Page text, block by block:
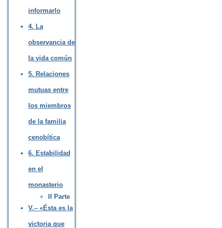
informarlo
4. La
observancia de
la vida común
5. Relaciones
mutuas entre
los miembros
de la familia
cenobítica
6. Estabilidad
en el
monasterio
II Parte
V.– «Ésta es la
victoria que